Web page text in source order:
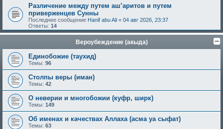
Различение между путем аш’аритов и путем
приверженцев Сунны
Последнее сообщение Hanif abu Ali « 04 авг 2026, 23:37
Ответы: 14
Вероубеждение (акыда)
Единобожие (таухид)
Темы: 96
Столпы веры (иман)
Темы: 42
О неверии и многобожии (куфр, ширк)
Темы: 149
Об именах и качествах Аллаха (асма уа сыфат)
Темы: 63